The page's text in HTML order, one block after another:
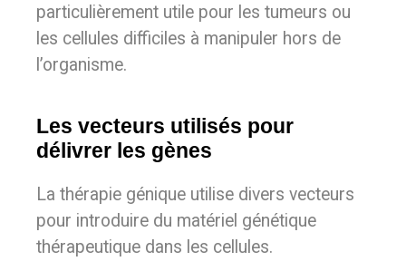
particulièrement utile pour les tumeurs ou
les cellules difficiles à manipuler hors de
l’organisme.
Les vecteurs utilisés pour
délivrer les gènes
La thérapie génique utilise divers vecteurs
pour introduire du matériel génétique
thérapeutique dans les cellules.